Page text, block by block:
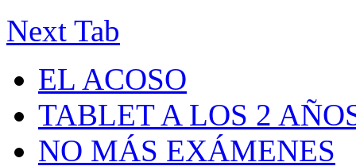
Next Tab
EL ACOSO
TABLET A LOS 2
NO MÁS EXÁMENES